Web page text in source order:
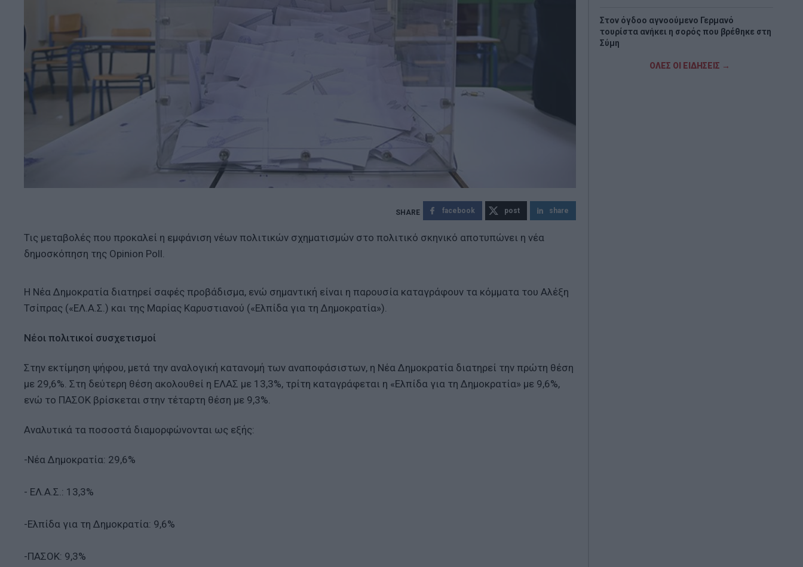
facebook post share
Τις μεταβολές που προκαλεί η εμφάνιση νέων πολιτικών σχηματισμών στο πολιτικό σκηνικό αποτυπώνει η νέα
δημοσκόπηση της Opinion Poll.
Η Νέα Δημοκρατία διατηρεί σαφές προβάδισμα, ενώ σημαντική είναι η παρουσία καταγράφουν τα κόμματα του Αλέξη
Τσίπρας («ΕΛ.Α.Σ.) και της Μαρίας Καρυστιανού («Ελπίδα για τη Δημοκρατία»).
Νέοι πολιτικοί συσχετισμοί
Στην εκτίμηση ψήφου, μετά την αναλογική κατανομή των αναποφάσιστων, η Νέα Δημοκρατία διατηρεί την πρώτη θέση
με 29,6%. Στη δεύτερη θέση ακολουθεί η ΕΛΑΣ με 13,3%, τρίτη καταγράφεται η «Ελπίδα για τη Δημοκρατία» με 9,6%,
ενώ το ΠΑΣΟΚ βρίσκεται στην τέταρτη θέση με 9,3%.
Αναλυτικά τα ποσοστά διαμορφώνονται ως εξής:
-Νέα Δημοκρατία: 29,6%
- ΕΛ.Α.Σ.: 13,3%
-Ελπίδα για τη Δημοκρατία: 9,6%
-ΠΑΣΟΚ: 9,3%
Στον όγδοο αγνοούμενο Γερμανό
τουρίστα ανήκει η σορός που βρέθηκε στη
Σύμη
Φωτιά στα Αϊβαλιώτικα του Βόλου
ΟΛΕΣ ΟΙ ΕΙΔΗΣΕΙΣ →